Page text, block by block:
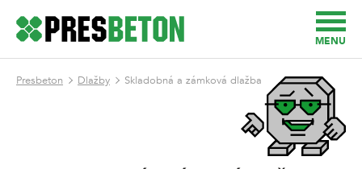
MENU
Presbeton Dlažby Skladobná a zámková dlažba